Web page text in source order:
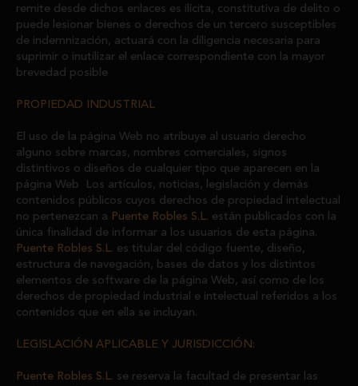
remite desde dichos enlaces es ilícita, constitutiva de delito o
puede lesionar bienes o derechos de un tercero susceptibles
de indemnización, actuará con la diligencia necesaria para
suprimir o inutilizar el enlace correspondiente con la mayor
brevedad posible
PROPIEDAD INDUSTRIAL
El uso de la página Web no atribuye al usuario derecho
alguno sobre marcas, nombres comerciales, signos
distintivos o diseños de cualquier tipo que aparecen en la
página Web Los artículos, noticias, legislación y demás
contenidos públicos cuyos derechos de propiedad intelectual
no pertenezcan a Puente Robles S.L. están publicados con la
única finalidad de informar a los usuarios de esta página.
Puente Robles S.L. es titular del código fuente, diseño,
estructura de navegación, bases de datos y los distintos
elementos de software de la página Web, así como de los
derechos de propiedad industrial e intelectual referidos a los
contenidos que en ella se incluyan.
LEGISLACIÓN APLICABLE Y JURISDICCIÓN:
Puente Robles S.L. se reserva la facultad de presentar las